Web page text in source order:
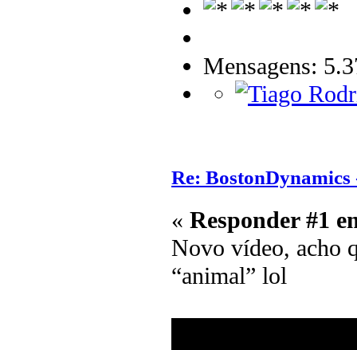
Mensagens:
Re:
« Responder #1
Novo vídeo, acho
“animal” lol